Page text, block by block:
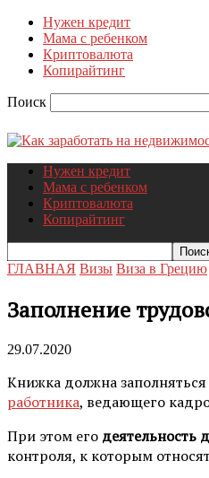
Нужен кредит
Мама с ребенком
Криптовалюта
Копирайтинг
Поиск
Нужен кредит
Мама с ребенком
Криптовалюта
Копирайтинг
ГЛАВНАЯ Визы Виза в Грецию
Заполнение
29.07.2020
Книжка должна заполняться
работника, ведающего
При этом его деятельность
контроля, к которым